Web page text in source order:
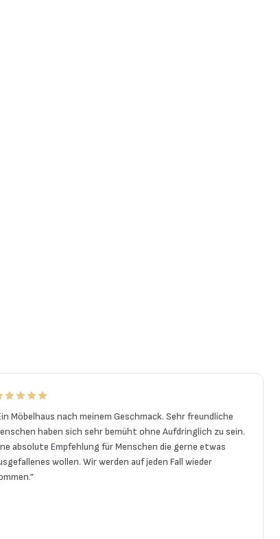
Möbelhaus nach meinem Geschmack. Sehr freundliche
haben sich sehr bemüht ohne Aufdringlich zu sein.
absolute Empfehlung für Menschen die gerne etwas
wollen. Wir werden auf jeden Fall wieder
”